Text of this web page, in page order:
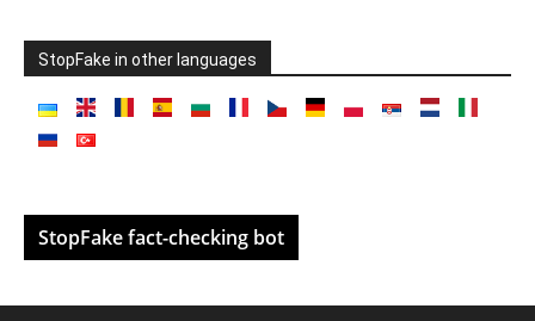
StopFake in other languages
StopFake fact-checking bot